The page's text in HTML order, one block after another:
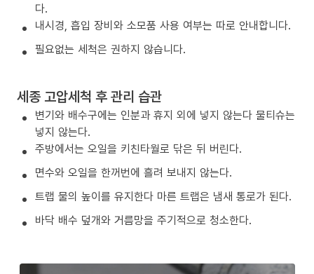
다.
내시경, 흡입 장비와 소모품 사용 여부는 따로 안내합니다.
필요없는 세척은 권하지 않습니다.
세종 고압세척 후 관리 습관
변기와 배수구에는 인분과 휴지 외에 넣지 않는다 물티슈는
넣지 않는다.
주방에서는 오일을 키친타월로 닦은 뒤 버린다.
면수와 오일을 한꺼번에 흘려 보내지 않는다.
트랩 물의 높이를 유지한다 마른 트랩은 냄새 통로가 된다.
바닥 배수 덮개와 거름망을 주기적으로 청소한다.